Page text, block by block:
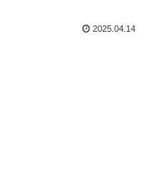
2025.04.14